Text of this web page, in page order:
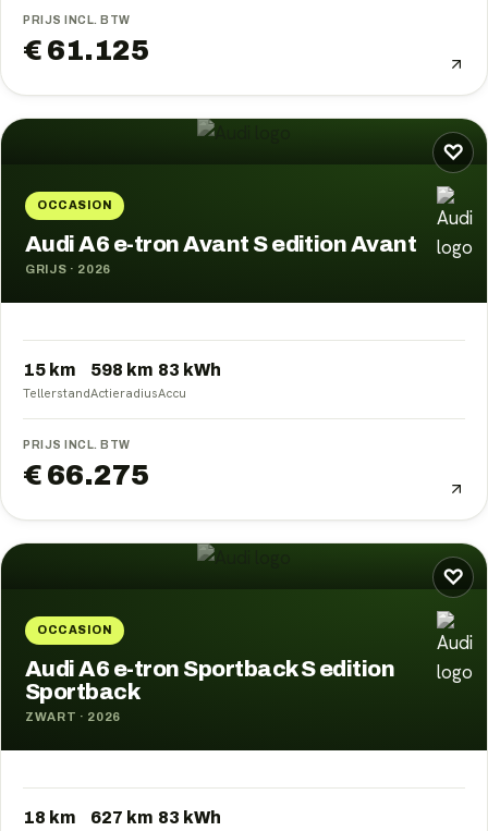
PRIJS INCL. BTW
€ 61.125
♡
OCCASION
Audi A6 e-tron Avant S edition Avant
GRIJS · 2026
15 km
Tellerstand
598 km
Actieradius
83 kWh
Accu
PRIJS INCL. BTW
€ 66.275
♡
OCCASION
Audi A6 e-tron Sportback S edition
Sportback
ZWART · 2026
18 km 627 km 83 kWh